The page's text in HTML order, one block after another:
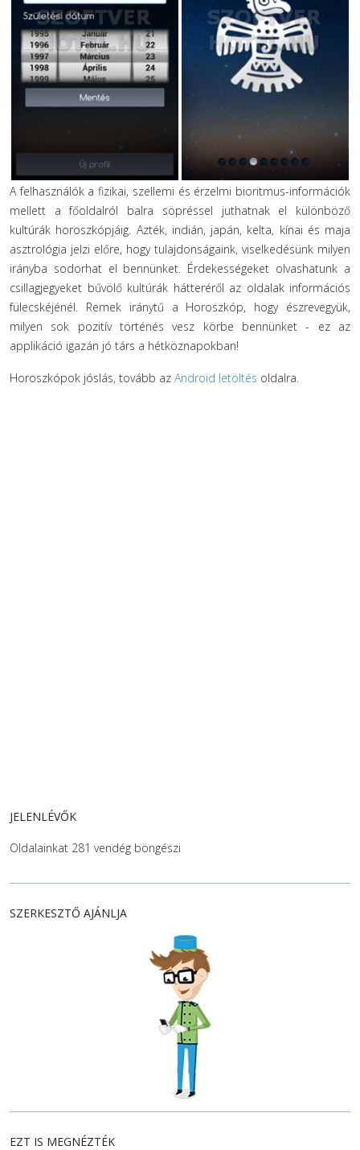
A felhasználók a fizikai, szellemi és érzelmi bioritmus-információk
mellett a főoldalról balra söpréssel juthatnak el különböző
kultúrák horoszkópjáig. Azték, indián, japán, kelta, kínai és maja
asztrológia jelzi előre, hogy tulajdonságaink, viselkedésünk milyen
irányba sodorhat el bennünket. Érdekességeket olvashatunk a
csillagjegyeket bűvölő kultúrák hátteréről az oldalak információs
fülecskéjénél. Remek iránytű a Horoszkóp, hogy észrevegyük,
milyen sok pozitív történés vesz körbe bennünket - ez az
applikáció igazán jó társ a hétköznapokban!
Horoszkópok jóslás, tovább az Android letöltés oldalra.
JELENLÉVŐK
Oldalainkat 281 vendég böngészi
SZERKESZTŐ AJÁNLJA
EZT IS MEGNÉZTÉK